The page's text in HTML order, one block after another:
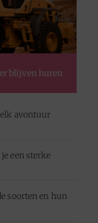
blijven huren
avontuur
een sterke
soorten en hun